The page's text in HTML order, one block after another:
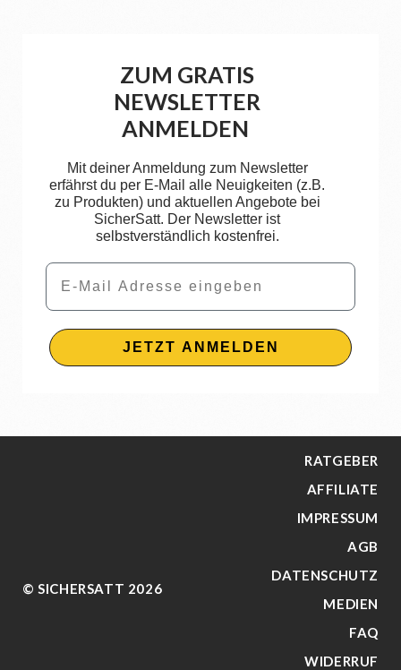
ZUM GRATIS
NEWSLETTER
ANMELDEN
Mit deiner Anmeldung zum Newsletter
erfährst du per E-Mail alle Neuigkeiten (z.B.
zu Produkten) und aktuellen Angebote bei
SicherSatt. Der Newsletter ist
selbstverständlich kostenfrei.
Email
JETZT ANMELDEN
© SICHERSATT 2026
RATGEBER
AFFILIATE
IMPRESSUM
AGB
DATENSCHUTZ
MEDIEN
FAQ
WIDERRUF